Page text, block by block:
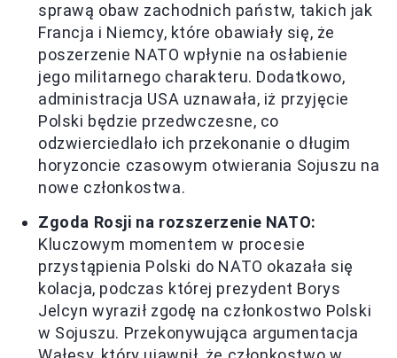
sprawą obaw zachodnich państw, takich jak
Francja i Niemcy, które obawiały się, że
poszerzenie NATO wpłynie na osłabienie
jego militarnego charakteru. Dodatkowo,
administracja USA uznawała, iż przyjęcie
Polski będzie przedwczesne, co
odzwierciedlało ich przekonanie o długim
horyzoncie czasowym otwierania Sojuszu na
nowe członkostwa.
Zgoda Rosji na rozszerzenie NATO:
Kluczowym momentem w procesie
przystąpienia Polski do NATO okazała się
kolacja, podczas której prezydent Borys
Jelcyn wyraził zgodę na członkostwo Polski
w Sojuszu. Przekonywująca argumentacja